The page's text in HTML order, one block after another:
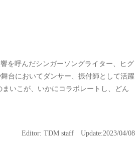
を呼んだシンガーソングライター、ヒグ
台においてダンサー、振付師として活躍
いこが、いかにコラボレートし、どん
Editor: TDM staff Update:2023/04/08